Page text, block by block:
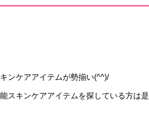
ンケアアイテムが勢揃い(^^)/
スキンケアアイテムを探している方は是